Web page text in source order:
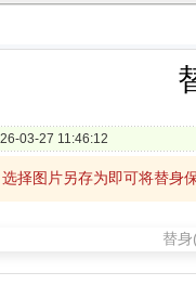
03-27 11:46:12
择图片另存为即可将替身